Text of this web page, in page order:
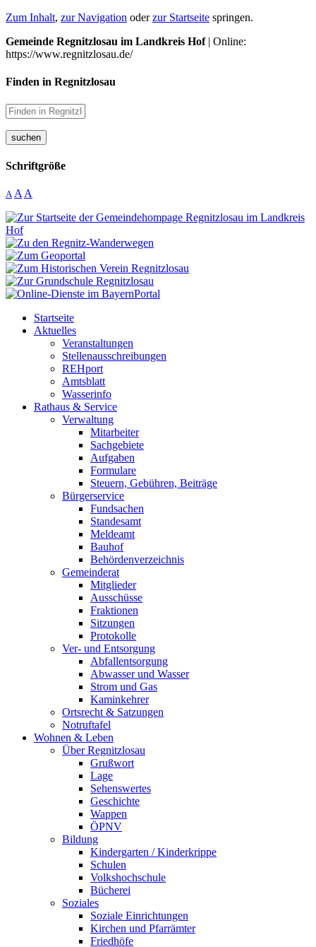
Zum Inhalt, zur Navigation oderzur Startseite springen.
Gemeinde Regnitzlosau im Landkreis Hof| Online:
https://www.regnitzlosau.de/
Finden in Regnitzlosau
suchen
Schriftgröße
A A A
Startseite
Aktuelles
Veranstaltungen
Stellenausschreibungen
REHport
Amtsblatt
Wasserinfo
Rathaus & Service
Verwaltung
Mitarbeiter
Sachgebiete
Aufgaben
Formulare
Steuern, Gebühren, Beiträge
Bürgerservice
Fundsachen
Standesamt
Meldeamt
Bauhof
Behördenverzeichnis
Gemeinderat
Mitglieder
Ausschüsse
Fraktionen
Sitzungen
Protokolle
Ver- und Entsorgung
Abfallentsorgung
Abwasser und Wasser
Strom und Gas
Kaminkehrer
Ortsrecht & Satzungen
Notruftafel
Wohnen & Leben
Über Regnitzlosau
Grußwort
Lage
Sehenswertes
Geschichte
Wappen
ÖPNV
Bildung
Kindergarten / Kinderkrippe
Schulen
Volkshochschule
Bücherei
Soziales
Soziale Einrichtungen
Kirchen und Pfarrämter
Friedhöfe